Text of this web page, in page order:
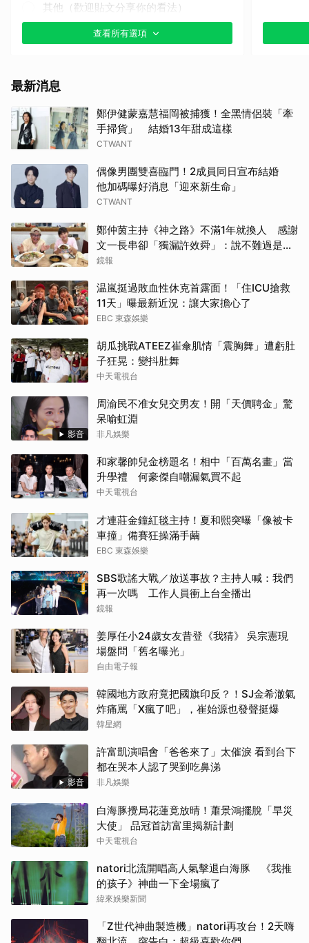
其他（歡迎貼文分享你的看法）
查看所有選項
最新消息
鄭伊健蒙嘉慧福岡被捕獲！全黑情侶裝「牽
手掃貨」 結婚13年甜成這樣
CTWANT
偶像男團雙喜臨門！2成員同日宣布結婚
他加碼曝好消息「迎來新生命」
CTWANT
鄭仲茵主持《神之路》不滿1年就換人 感謝
文一長串卻「獨漏許效舜」：說不難過是騙
人的
鏡報
温嵐挺過敗血性休克首露面！「住ICU搶救
11天」曝最新近況：讓大家擔心了
EBC 東森娛樂
胡瓜挑戰ATEEZ崔傘肌情「震胸舞」遭虧肚
子狂晃：變抖肚舞
中天電視台
影音
周渝民不准女兒交男友！開「天價聘金」驚
呆喻虹淵
非凡娛樂
和家馨帥兒金榜題名！相中「百萬名畫」當
升學禮 何豪傑自嘲漏氣買不起
中天電視台
才連莊金鐘紅毯主持！夏和熙突曝「像被卡
車撞」備賽狂操滿手繭
EBC 東森娛樂
SBS歌謠大戰／放送事故？主持人喊：我們
再一次嗎 工作人員衝上台全播出
鏡報
姜厚任小24歲女友昔登《我猜》 吳宗憲現
場盤問「舊名曝光」
自由電子報
韓國地方政府竟把國旗印反？！SJ金希澈氣
炸痛罵「X瘋了吧」，崔始源也發聲挺爆
韓星網
影音
許富凱演唱會「爸爸來了」太催淚 看到台下
都在哭本人認了哭到吃鼻涕
非凡娛樂
白海豚攪局花蓮竟放晴！蕭景鴻擺脫「旱災
大使」 品冠首訪富里揭新計劃
中天電視台
natori北流開唱高人氣擊退白海豚 《我推
的孩子》神曲一下全場瘋了
緯來娛樂新聞
「Z世代神曲製造機」natori再攻台！2天嗨
取消